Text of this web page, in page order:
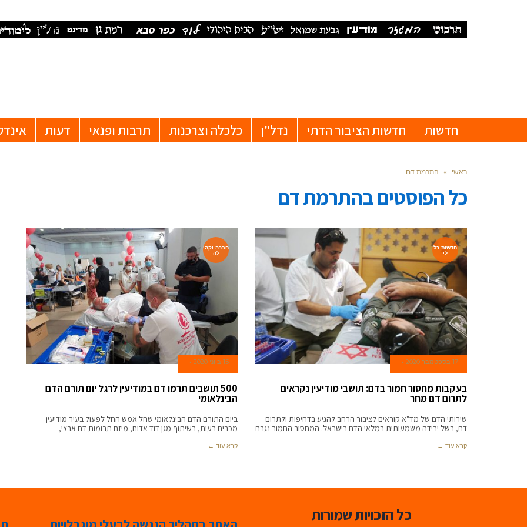
חדשות חדשות הציבור הדתי נדל"ן כלכלה וצרכנות תרבות ופנאי דעות
ראשי » התרמת דם
כל הפוסטים בהתרמת דם
חדשות כל
לי
17 בספטמבר 2020
בעקבות מחסור חמור בדם: תושבי מודיעין נקראים
לתרום דם מחר
שירותי הדם של מד"א קוראים לציבור הרחב להגיע בדחיפות ולתרום
דם, בשל ירידה משמעותית במלאי הדם בישראל. המחסור החמור נגרם
קרא עוד ←
חברה וקהי
לה
15 ביוני 2020
500 תושבים תרמו דם במודיעין לרגל יום תורם הדם
הבינלאומי
ביום התורם הדם הבינלאומי שחל אמש החל לפעול בעיר מודיעין
מכבים רעות, בשיתוף מגן דוד אדום, מיזם תרומות דם ארצי,
קרא עוד ←
כל הזכויות שמורות